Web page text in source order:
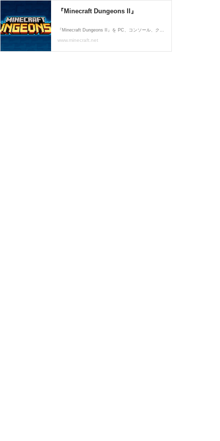
『Minecraft Dungeons II』
『Minecraft Dungeons II』を PC、コンソール、クラウドでプレイしましょう。『Minecraft』のアクション RPG アドベンチャーの次章で、新たな防具システム、エンチャント、そしてアビリティを発見しましょう。
www.minecraft.net